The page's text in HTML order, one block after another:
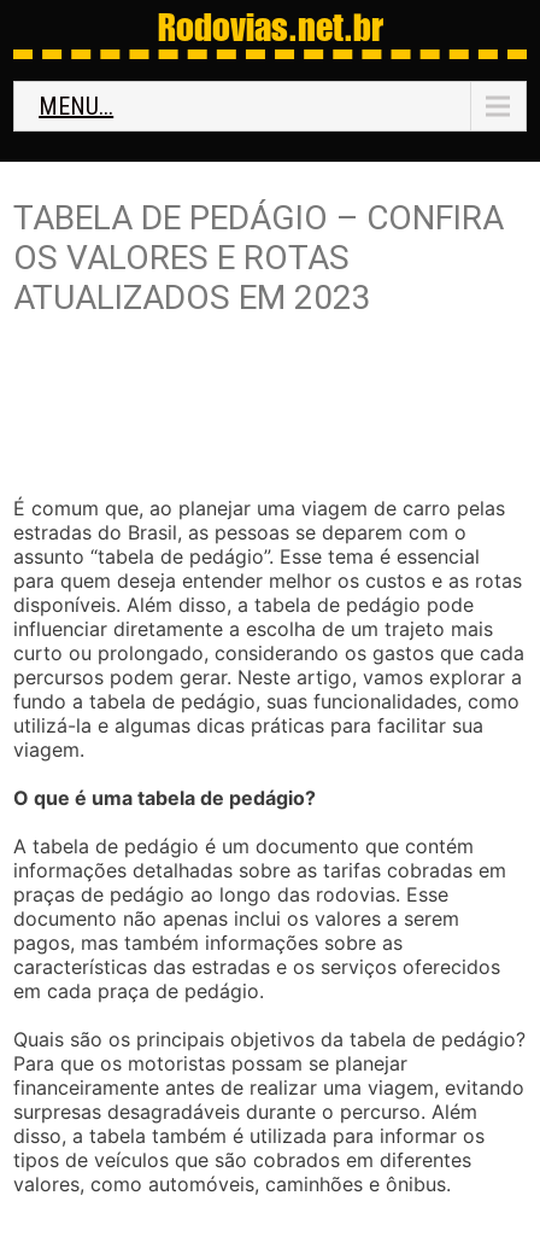
Rodovias.net.br
MENU...
TABELA DE PEDÁGIO – CONFIRA
OS VALORES E ROTAS
ATUALIZADOS EM 2023
É comum que, ao planejar uma viagem de carro pelas
estradas do Brasil, as pessoas se deparem com o
assunto “tabela de pedágio”. Esse tema é essencial
para quem deseja entender melhor os custos e as rotas
disponíveis. Além disso, a tabela de pedágio pode
influenciar diretamente a escolha de um trajeto mais
curto ou prolongado, considerando os gastos que cada
percursos podem gerar. Neste artigo, vamos explorar a
fundo a tabela de pedágio, suas funcionalidades, como
utilizá-la e algumas dicas práticas para facilitar sua
viagem.
O que é uma tabela de pedágio?
A tabela de pedágio é um documento que contém
informações detalhadas sobre as tarifas cobradas em
praças de pedágio ao longo das rodovias. Esse
documento não apenas inclui os valores a serem
pagos, mas também informações sobre as
características das estradas e os serviços oferecidos
em cada praça de pedágio.
Quais são os principais objetivos da tabela de pedágio?
Para que os motoristas possam se planejar
financeiramente antes de realizar uma viagem, evitando
surpresas desagradáveis durante o percurso. Além
disso, a tabela também é utilizada para informar os
tipos de veículos que são cobrados em diferentes
valores, como automóveis, caminhões e ônibus.